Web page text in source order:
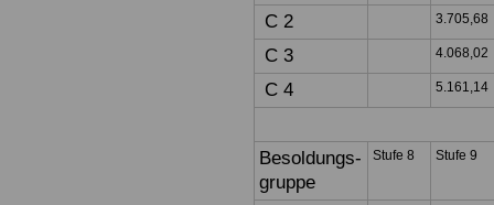
C 2 3.705,68
C 3 4.068,02
C 4 5.161,14
Besoldungs-
gruppe
Stufe 8 Stufe 9